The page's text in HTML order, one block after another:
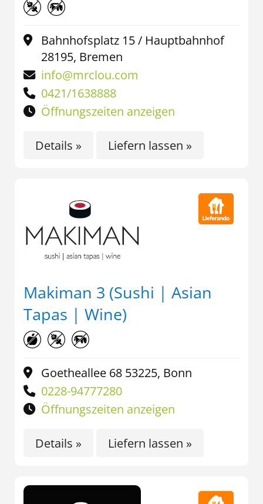
Bahnhofsplatz 15 / Hauptbahnhof
28195, Bremen
info@mrclou.com
0421/1638888
Öffnungszeiten anzeigen
Details » Liefern lassen »
Makiman 3 (Sushi | Asian
Tapas | Wine)
Goetheallee 68 53225, Bonn
0228-94777280
Öffnungszeiten anzeigen
Details » Liefern lassen »